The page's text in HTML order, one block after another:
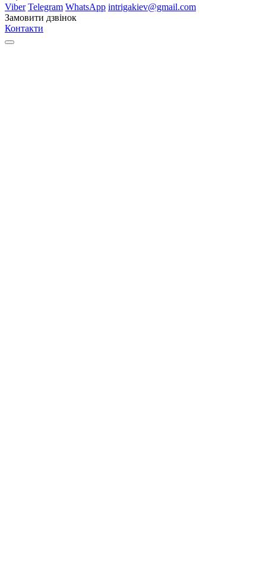
Viber Telegram WhatsApp intrigakiev@gmail.com
Замовити дзвінок
Контакти